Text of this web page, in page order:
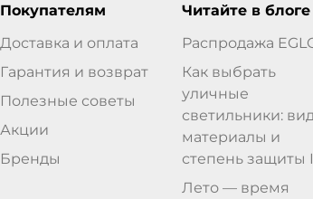
Покупателям
Доставка и оплата
Гарантия и возврат
Полезные советы
Акции
Бренды
Читайте в блоге
Распродажа
Как выбрать
уличные
светильники:
материалы и
степень защиты
Лето — время